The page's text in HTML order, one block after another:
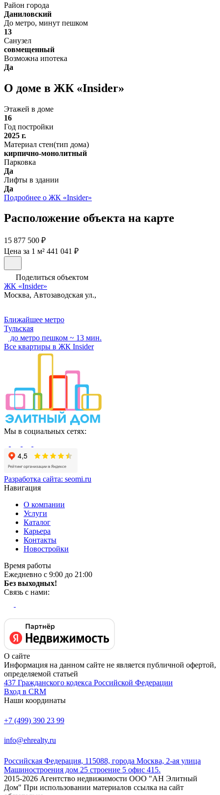
Район города
Даниловский
До метро, минут пешком
13
Санузел
совмещенный
Возможна ипотека
Да
О доме в ЖК «Insider»
Этажей в доме
16
Год постройки
2025 г.
Материал стен(тип дома)
кирпично-монолитный
Парковка
Да
Лифты в здании
Да
Подробнее о ЖК «Insider»
Расположение объекта на карте
15 877 500 ₽
Цена за 1 м² 441 041 ₽
Поделиться объектом
ЖК «Insider»
Москва, Автозаводская ул.,
Ближайшее метро
Тульская
до метро пешком ~ 13 мин.
Все квартиры в ЖК Insider
Мы в социальных сетях:
Разработка сайта: seomi.ru
Навигация
О компании
Услуги
Каталог
Карьера
Контакты
Новостройки
Время работы
Ежедневно с 9:00 до 21:00
Без выходных!
Связь с нами:
О сайте
Информация на данном сайте не является публичной офертой,
определяемой статьей
437 Гражданского кодекса Российской Федерации
Вход в CRM
Наши координаты
+7 (499) 390 23 99
info@ehrealty.ru
Российская Федерация, 115088, города Москва, 2-ая улица
Машиностроения дом 25 строение 5 офис 415.
2015-2026 Агентство недвижимости ООО "АН Элитный
Дом" При использовании материалов ссылка на сайт